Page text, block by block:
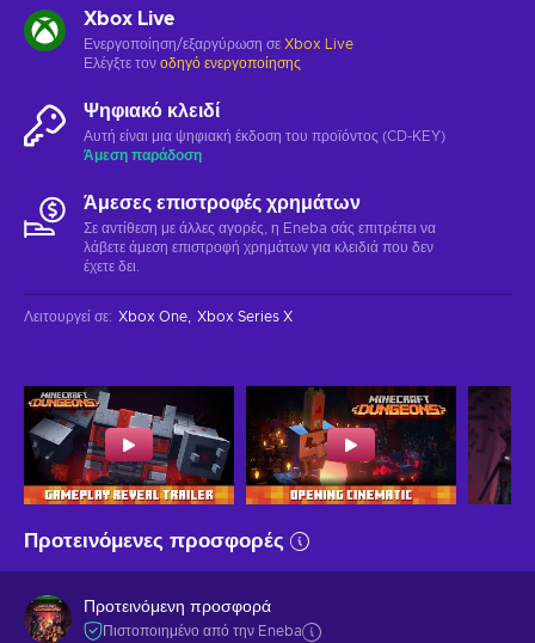
Xbox Live
Ενεργοποίηση/εξαργύρωση σε Xbox Live
Ελέγξτε τον οδηγό ενεργοποίησης
Ψηφιακό κλειδί
Αυτή είναι μια ψηφιακή έκδοση του προϊόντος (CD-KEY)
Άμεση παράδοση
Άμεσες επιστροφές χρημάτων
Σε αντίθεση με άλλες αγορές, η Eneba σάς επιτρέπει να
λάβετε άμεση επιστροφή χρημάτων για κλειδιά που δεν
έχετε δει.
Λειτουργεί σε: Xbox One Xbox Series X
Προτεινόμενες προσφορές
Προτεινόμενη προσφορά
Πιστοποιημένο από την Eneba